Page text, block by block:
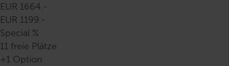
EUR 1664.-
EUR 1199.-
Special %
11 freie Plätze
+1 Option